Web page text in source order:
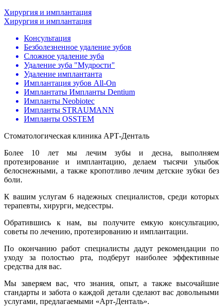
Хирургия и имплантация
Хирургия и имплантация
Консультация
Безболезненное удаление зубов
Сложное удаление зуба
Удаление зуба "Мудрости"
Удаление имплантанта
Имплантация зубов All-On
Имплантаты Импланты Dentium
Импланты Neobiotec
Импланты STRAUMANN
Импланты OSSTEM
Стоматологическая клиника АРТ-Денталь
Более 10 лет мы лечим зубы и десна, выполняем
протезирование и имплантацию, делаем тысячи улыбок
белоснежными, а также кропотливо лечим детские зубки без
боли.
К вашим услугам 6 надежных специалистов, среди которых
терапевты, хирурги, медсестры.
Обратившись к нам, вы получите емкую консультацию,
советы по лечению, протезированию и имплантации.
По окончанию работ специалисты дадут рекомендации по
уходу за полостью рта, подберут наиболее эффективные
средства для вас.
Мы заверяем вас, что знания, опыт, а также высочайшие
стандарты и забота о каждой детали сделают вас довольными
услугами, предлагаемыми «Арт-Денталь».